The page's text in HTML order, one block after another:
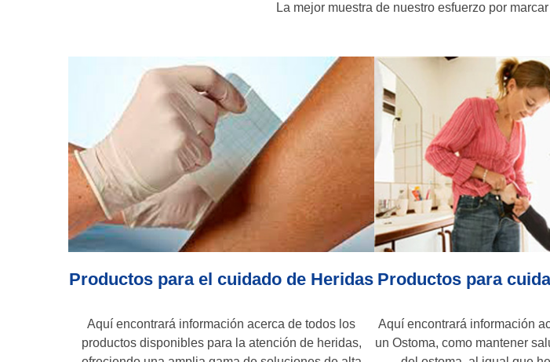
La mejor muestra de nuestro esfuerzo por
Productos para el cuidado de Heridas
Aquí encontrará información acerca de todos los
productos disponibles para la atención de heridas,
Productos para
Aquí encontrará información
un Ostoma, como mantener